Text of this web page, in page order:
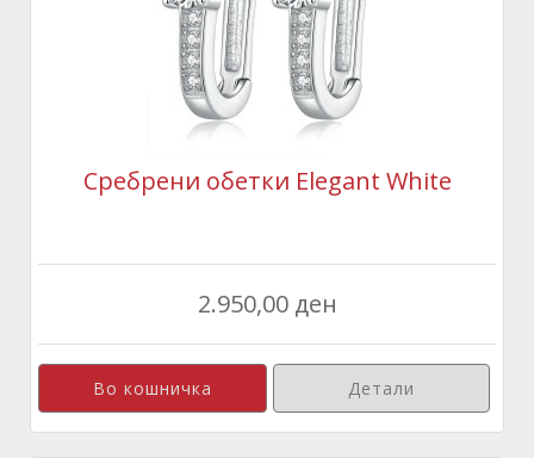
Сребрени обетки Elegant White
2.950,00 ден
Детали